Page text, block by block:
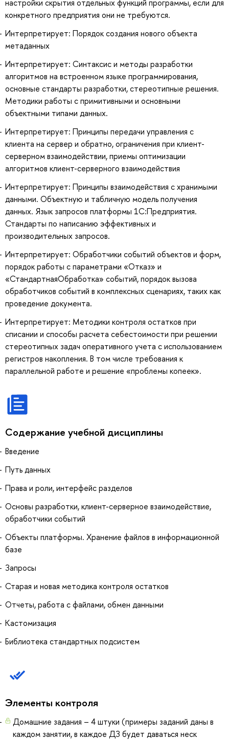
настройки скрытия отдельных функций программы, если для
конкретного предприятия они не требуются.
Интерпретирует: Порядок создания нового объекта
метаданных
Интерпретирует: Синтаксис и методы разработки
алгоритмов на встроенном языке программирования,
основные стандарты разработки, стереотипные решения.
Методики работы с примитивными и основными
объектными типами данных.
Интерпретирует: Принципы передачи управления с
клиента на сервер и обратно, ограничения при клиент-
серверном взаимодействии, приемы оптимизации
алгоритмов клиент-серверного взаимодействия
Интерпретирует: Принципы взаимодействия с хранимыми
данными. Объектную и табличную модель получения
данных. Язык запросов платформы 1С:Предприятия.
Стандарты по написанию эффективных и
производительных запросов.
Интерпретирует: Обработчики событий объектов и форм,
порядок работы с параметрами «Отказ» и
«СтандартнаяОбработка» событий, порядок вызова
обработчиков событий в комплексных сценариях, таких как
проведение документа.
Интерпретирует: Методики контроля остатков при
списании и способы расчета себестоимости при решении
стереотипных задач оперативного учета с использованием
регистров накопления. В том числе требования к
параллельной работе и решение «проблемы копеек».
Содержание учебной дисциплины
Введение
Путь данных
Права и роли, интерфейс разделов
Основы разработки, клиент-серверное взаимодействие,
обработчики событий
Объекты платформы. Хранение файлов в информационной
базе
Запросы
Старая и новая методика контроля остатков
Отчеты, работа с файлами, обмен данными
Кастомизация
Библиотека стандартных подсистем
Элементы контроля
Домашние задания – 4 штуки (примеры заданий даны в
каждом занятии, в каждое ДЗ будет даваться неск